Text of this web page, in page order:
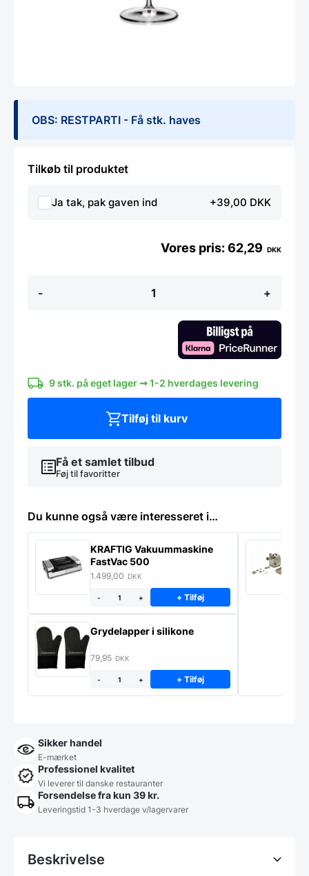
OBS: RESTPARTI - Få stk. haves
Tilkøb til produktet
Ja tak, pak gaven ind +39,00 DKK
-
rødvinsglas
cm
antal
+
62,29 DKK
9 stk. på eget lager ➞ 1-2 hverdages levering
Få et samlet tilbud
Føj til favoritter
Tilføj til kurv
Du kunne også være interesseret i…
KRAFTIG Vakuummaskine
FastVac 500
1.499,00 DKK
- + + Tilføj
Grydelapper i silikone
79,95 DKK
- + + Tilføj
Sikker handel
E-mærket
Professionel kvalitet
Vi leverer til danske restauranter
Forsendelse fra kun 39 kr.
Leveringstid 1-3 hverdage v/lagervarer
Beskrivelse